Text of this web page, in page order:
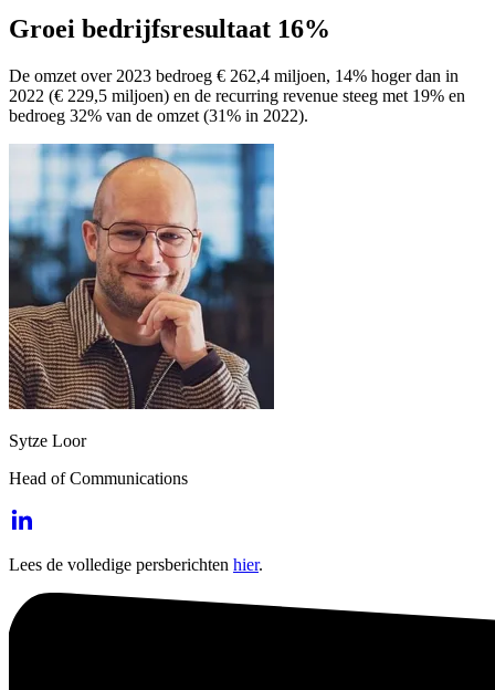
Groei bedrijfsresultaat 16%
De omzet over 2023 bedroeg € 262,4 miljoen, 14% hoger dan in
2022 (€ 229,5 miljoen) en de recurring revenue steeg met 19% en
bedroeg 32% van de omzet (31% in 2022).
Sytze Loor
Head of Communications
Lees de volledige persberichten hier.